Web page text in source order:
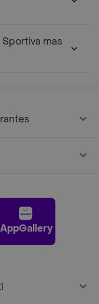
mas
AppGallery